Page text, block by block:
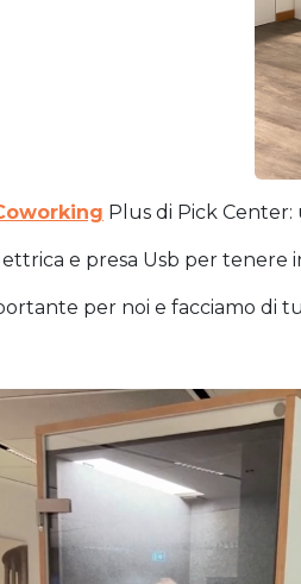
Plus di Pick
e presa Usb per
per noi e facciamo di